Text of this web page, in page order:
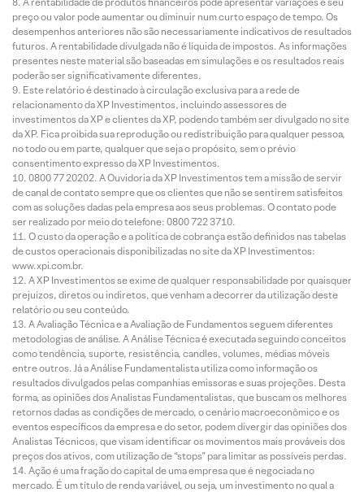
preço ou valor pode aumentar ou diminuir num curto espaço de tempo. Os
desempenhos anteriores não são necessariamente indicativos de resultados
futuros. A rentabilidade divulgada não é líquida de impostos. As informações
presentes neste material são baseadas em simulações e os resultados reais
poderão ser significativamente diferentes.
Este relatório é destinado à circulação exclusiva para a rede de
relacionamento da XP Investimentos, incluindo assessores de
investimentos da XP e clientes da XP, podendo também ser divulgado no site
da XP. Fica proibida sua reprodução ou redistribuição para qualquer pessoa,
no todo ou em parte, qualquer que seja o propósito, sem o prévio
consentimento expresso da XP Investimentos.
0800 77 20202. A Ouvidoria da XP Investimentos tem a missão de servir
de canal de contato sempre que os clientes que não se sentirem satisfeitos
com as soluções dadas pela empresa aos seus problemas. O contato pode
ser realizado por meio do telefone: 0800 722 3710.
O custo da operação e a política de cobrança estão definidos nas tabelas
de custos operacionais disponibilizadas no site da XP Investimentos:
www.xpi.com.br.
A XP Investimentos se exime de qualquer responsabilidade por quaisquer
prejuízos, diretos ou indiretos, que venham a decorrer da utilização deste
relatório ou seu conteúdo.
A Avaliação Técnica e a Avaliação de Fundamentos seguem diferentes
metodologias de análise. A Análise Técnica é executada seguindo conceitos
como tendência, suporte, resistência, candles, volumes, médias móveis
entre outros. Já a Análise Fundamentalista utiliza como informação os
resultados divulgados pelas companhias emissoras e suas projeções. Desta
forma, as opiniões dos Analistas Fundamentalistas, que buscam os melhores
retornos dadas as condições de mercado, o cenário macroeconômico e os
eventos específicos da empresa e do setor, podem divergir das opiniões dos
Analistas Técnicos, que visam identificar os movimentos mais prováveis dos
preços dos ativos, com utilização de “stops” para limitar as possíveis perdas.
Ação é uma fração do capital de uma empresa que é negociada no
mercado. É um título de renda variável, ou seja, um investimento no qual a